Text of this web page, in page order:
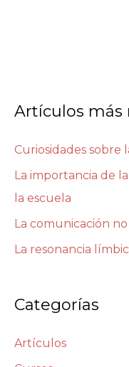
Artículos más
Curiosidades sobre
La importancia de
la escuela
La comunicación
La resonancia
Categorías
Artículos